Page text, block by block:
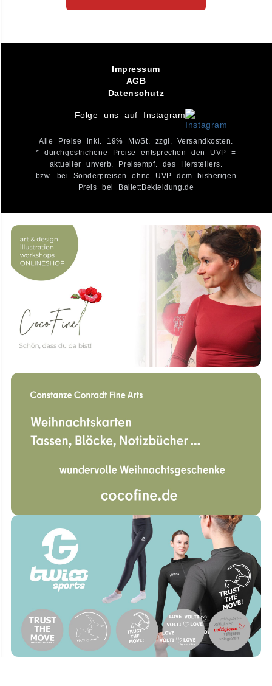
Impressum
AGB
Datenschutz
Folge uns auf Instagram
Alle Preise inkl. 19% MwSt. zzgl. Versandkosten.
* durchgestrichene Preise entsprechen den UVP =
aktueller unverb. Preisempf. des Herstellers.
bzw. bei Sonderpreisen ohne UVP dem bisherigen
Preis bei BallettBekleidung.de